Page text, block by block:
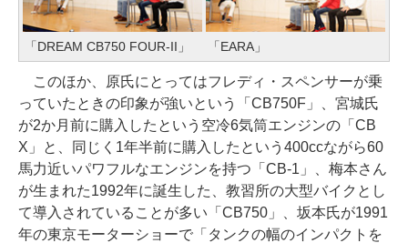
「DREAM CB750 FOUR-II」 「EARA」
このほか、原氏にとってはフレディ・スペンサーが乗
っていたときの印象が強いという「CB750F」、宮城氏
が2か月前に購入したという空冷6気筒エンジンの「CB
X」と、同じく1年半前に購入したという400ccながら60
馬力近いパワフルなエンジンを持つ「CB-1」、梅本さん
が生まれた1992年に誕生した、教習所の大型バイクとし
て導入されていることが多い「CB750」、坂本氏が1991
年の東京モーターショーで「タンクの幅のインパクトを